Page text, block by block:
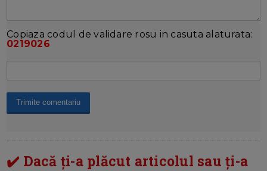
Copiaza codul de validare rosu in casuta alaturata:
0219026
✔️ Dacă ți-a plăcut articolul sau ți-a